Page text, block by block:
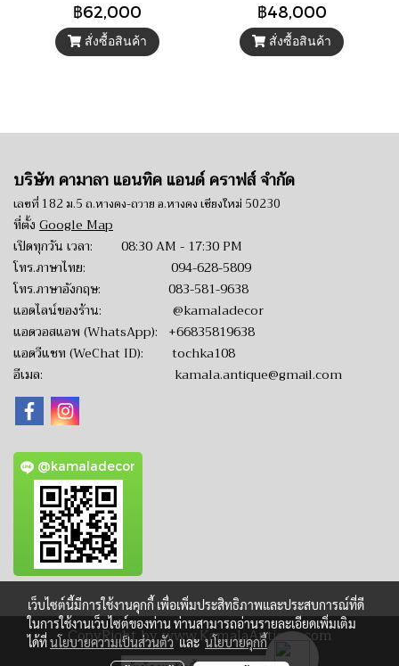
ลายอย่างละเอียด บานประตู
แต่งร่มทองเหลือง
฿62,000
สั่งซื้อสินค้า
ประดับหมุดเหล็กบนแผ่นเหล็ก
มาพร้อมสายยูเหล็กล็อคกุญแจ
฿48,000
สั่งซื้อสินค้า
บริษัท คามาลา แอนทิค แอนด์ คราฟส์ จำกัด
เลขที่ 182 ม.5 ถ.หางดง-ถวาย อ.หางดง เชียงใหม่ 50230
ที่ตั้ง Google Map
เปิดทุกวัน เวลา: 08:30 AM - 17:30 PM
โทร.ภาษาไทย: 094-628-5809
โทร.ภาษาอังกฤษ: 083-581-9638
แอดไลน์ของร้าน: @kamaladecor
แอดวอสแอพ (WhatsApp): +66835819638
แอดวีแชท (WeChat ID): tochka108
อีเมล: kamala.antique@gmail.com
@kamaladecor
CopyRight by www.KamalaAntique.com
เว็บไซต์นี้มีการใช้งานคุกกี้ เพื่อเพิ่มประสิทธิภาพและประสบการณ์ที่ดี
ในการใช้งานเว็บไซต์ของท่าน ท่านสามารถอ่านรายละเอียดเพิ่มเติม
ได้ที่นโยบายความเป็นส่วนตัวและนโยบายคุกกี้